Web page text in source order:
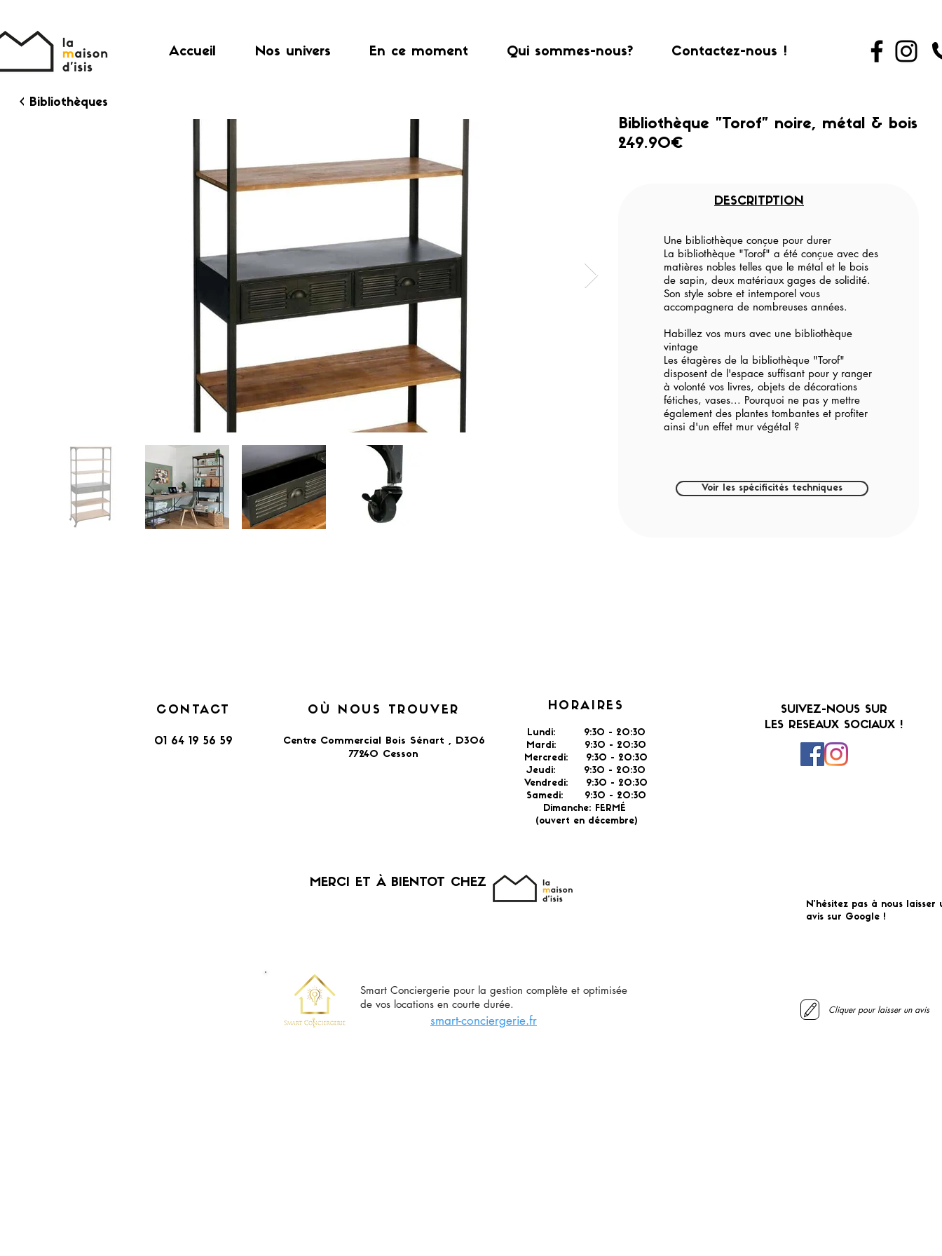
Accueil Nos univers En ce moment Qui sommes-nous? Contactez-nous !
< Bibliothèques
Bibliothèque "Torof" noire, métal & bois
249.90€
DESCRITPTION
Une bibliothèque conçue pour durer
La bibliothèque "Torof" a été conçue avec des
matières nobles telles que le métal et le bois
de sapin, deux matériaux gages de solidité.
Son style sobre et intemporel vous
accompagnera de nombreuses années.
Habillez vos murs avec une bibliothèque
vintage
Les étagères de la bibliothèque "Torof"
disposent de l'espace suffisant pour y ranger
à volonté vos livres, objets de décorations
fétiches, vases... Pourquoi ne pas y mettre
également des plantes tombantes et profiter
ainsi d'un effet mur végétal ?
Voir les spécificités techniques
CONTACT
01 64 19 56 59
OÙ NOUS TROUVER
Centre Commercial Bois Sénart , D306
77240 Cesson​
HORAIRES
Lundi: 9:30 - 20:30
Mardi: 9:30 - 20:30
Mercredi: 9:30 - 20:30
Jeudi: 9:30 - 20:30
Vendredi: 9:30 - 20:30
Samedi: 9:30 - 20:30
Dimanche: FERMÉ
(ouvert en décembre)
​MERCI ET À BIENTOT CHEZ
Smart Conciergerie pour la gestion complète et optimisée
de vos locations en courte durée.
smart-conciergerie.fr
SUIVEZ-NOUS SUR
LES RESEAUX SOCIAUX !
N'hésitez pas à nous laisser
avis sur Google !
Cliquer pour laisser un avis